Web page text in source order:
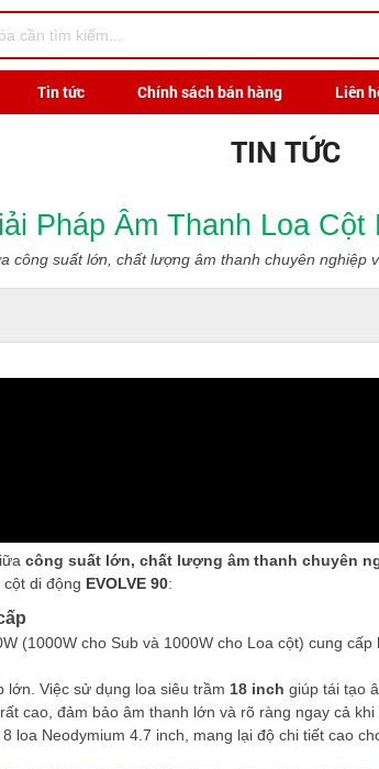
Tin tức Chính sách bán hàng Liên
TIN TỨC
Pháp Âm Thanh Loa
công suất lớn, chất lượng âm thanh chuyên nghiệp
công suất lớn, chất lượng âm thanh chuyên
di động EVOLVE 90:
(1000W cho Sub và 1000W cho Loa cột) cung
lớn. Việc sử dụng loa siêu trầm 18 inch giúp tái tạo
cao, đảm bảo âm thanh lớn và rõ ràng ngay cả
loa Neodymium 4.7 inch, mang lại độ chi tiết cao